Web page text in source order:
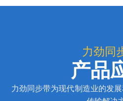
力劲同
产品
力劲同步带为现代制造业的发